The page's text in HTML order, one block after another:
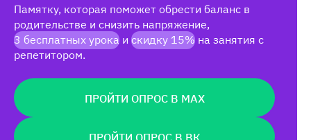
Памятку, которая поможет обрести баланс в
родительстве и снизить напряжение,
3 бесплатных урока и скидку 15% на занятия с
репетитором.
ПРОЙТИ ОПРОС В MAX
ПРОЙТИ ОПРОС В ВК